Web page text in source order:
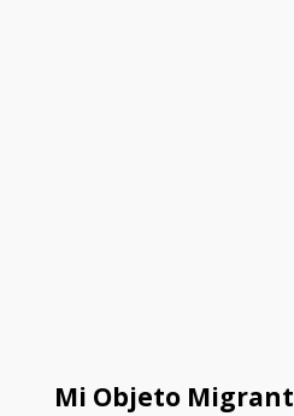
Mi Objeto